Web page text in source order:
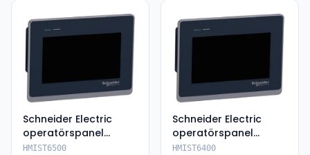
Schneider Electric
operatörspanel
HMIST6500
HMIST6500
Schneider Electric
operatörspanel
HMIST6400
HMIST6400